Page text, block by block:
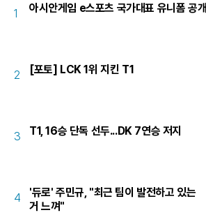
1 아시안게임 e스포츠 국가대표 유니폼 공개
2 [포토] LCK 1위 지킨 T1
3 T1, 16승 단독 선두...DK 7연승 저지
4
'듀로' 주민규, "최근 팀이 발전하고 있는
거 느껴"